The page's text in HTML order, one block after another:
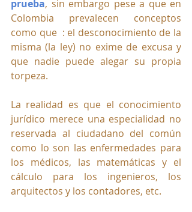
prueba, sin embargo pese a que en
Colombia prevalecen conceptos
como que  : el desconocimiento de la
misma (la ley) no exime de excusa y
que nadie puede alegar su propia
torpeza.
La realidad es que el conocimiento
jurídico merece una especialidad no
reservada al ciudadano del común
como lo son las enfermedades para
los médicos, las matemáticas y el
cálculo para los ingenieros, los
arquitectos y los contadores, etc.